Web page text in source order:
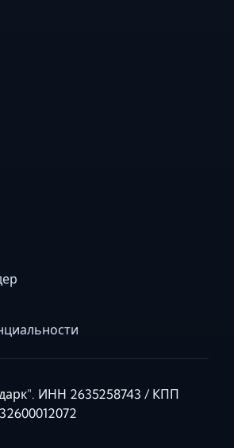
ИНН 2635258743 / КПП